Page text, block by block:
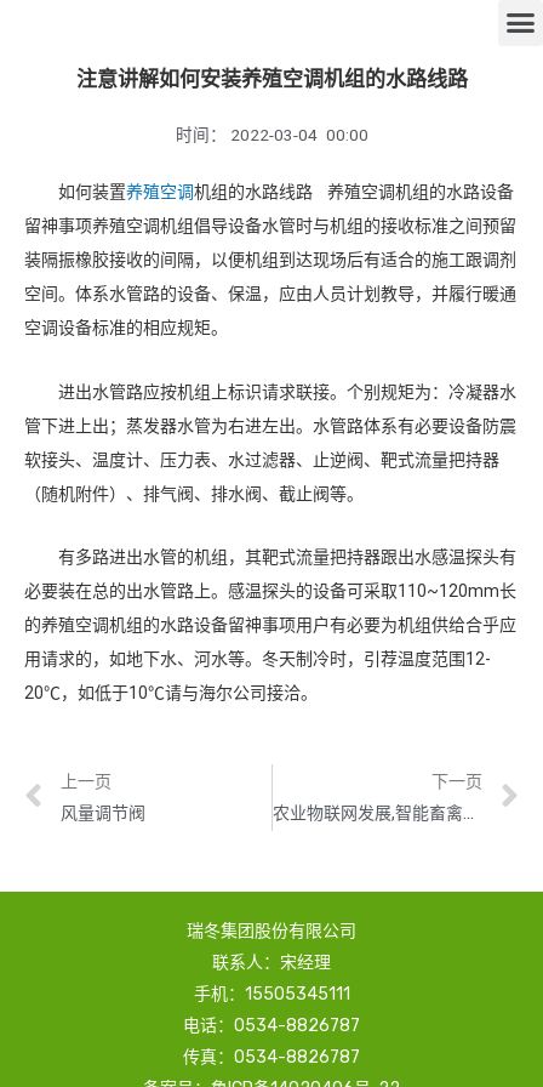
注意讲解如何安装养殖空调机组的水路线路
时间： 2022-03-04 00:00
如何装置养殖空调机组的水路线路 养殖空调机组的水路设备
留神事项养殖空调机组倡导设备水管时与机组的接收标准之间预留
装隔振橡胶接收的间隔，以便机组到达现场后有适合的施工跟调剂
空间。体系水管路的设备、保温，应由人员计划教导，并履行暖通
空调设备标准的相应规矩。
进出水管路应按机组上标识请求联接。个别规矩为：冷凝器水
管下进上出；蒸发器水管为右进左出。水管路体系有必要设备防震
软接头、温度计、压力表、水过滤器、止逆阀、靶式流量把持器
（随机附件）、排气阀、排水阀、截止阀等。
有多路进出水管的机组，其靶式流量把持器跟出水感温探头有
必要装在总的出水管路上。感温探头的设备可采取110~120mm长
的养殖空调机组的水路设备留神事项用户有必要为机组供给合乎应
用请求的，如地下水、河水等。冬天制冷时，引荐温度范围12-
20℃，如低于10℃请与海尔公司接洽。
上一页
风量调节阀
下一页
农业物联网发展,智能畜禽养殖系统、养殖设备有效提高养殖效率
瑞冬集团股份有限公司
联系人：宋经理
手机：15505345111
电话：0534-8826787
传真：0534-8826787